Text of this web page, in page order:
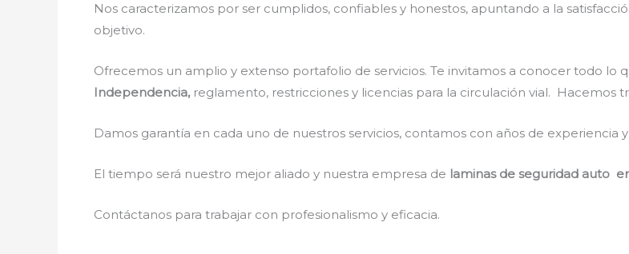
Nos caracterizamos por ser cumplidos, confiables y honestos, apuntando a la
objetivo.
Ofrecemos un amplio y extenso portafolio de servicios. Te invitamos a conocer todo lo
Independencia, reglamento, restricciones y licencias para la circulación vial. Hacemos
Damos garantía en cada uno de nuestros servicios, contamos con años de experiencia
El tiempo será nuestro mejor aliado y nuestra empresa de laminas de seguridad auto
Contáctanos para trabajar con profesionalismo y eficacia.